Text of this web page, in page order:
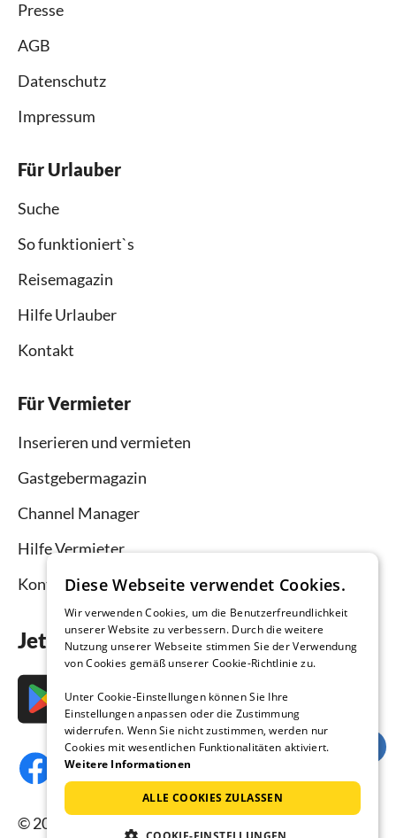
Presse
AGB
Datenschutz
Impressum
Für Urlauber
Suche
So funktioniert`s
Reisemagazin
Hilfe Urlauber
Kontakt
Für Vermieter
Inserieren und vermieten
Gastgebermagazin
Channel Manager
Hilfe Vermieter
Kontakt
Jetzt die App downloaden
© 2026 Ferienhausmiete.de, alle Rechte
Diese Webseite verwendet Cookies.
Wir verwenden Cookies, um die Benutzerfreundlichkeit
unserer Website zu verbessern. Durch die weitere
Nutzung unserer Webseite stimmen Sie der Verwendung
von Cookies gemäß unserer Cookie-Richtlinie zu.
Unter Cookie-Einstellungen können Sie Ihre
Einstellungen anpassen oder die Zustimmung
widerrufen. Wenn Sie nicht zustimmen, werden nur
Cookies mit wesentlichen Funktionalitäten aktiviert.
Weitere Informationen
ALLE COOKIES ZULASSEN